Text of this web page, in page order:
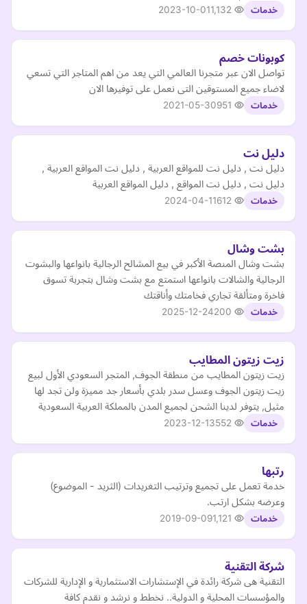
خدمات 2023-10-01
كوبونات خصم
تواصل الان عبر متجرنا العالمي التي يعد من اهم المتاجر التي تسعي
لاضاء جميع المستوقين التى نعمل على توفيرها الان
خدمات 2021-05-30
دليل نت
دليل نت , دليل نت للمواقع العربية , دليل نت المواقع العربية ,
دليل نت , دليل نت المواقع , دليل المواقع العربية
خدمات 2024-04-11
بشت وشال
بشت وشال المنصة الأكبر في بيع المشالح الرجالية بانواعها والبشوت
الرجالية والشالات بانواعها استمتع مع بشت وشال بتجربة تسوق
فاخرة ومتألقة تجاري فخامتك وأناقتك
خدمات 2025-12-24
زيت زيتون المطايب
زيت زيتون المطايب من منطقة الجوف, المتجر السعودي الأول لبيع
زيت زيتون الجوف وعسل سدر بلدي بأسعار جد مميزة ولن تجد لها
مثيل, يتوفر لدينا الشحن لجميع المدن بالمملكة العربية السعودية
خدمات 2023-12-13
رتبها
خدمة تعمل على تجميع وترتيب التغريدات (الثريد - الموضوع)
وعرضه بشكل ارتب.
خدمات 2019-09-09
شركة التقنية
التقنية هى شركة رائدة في الإستشارات الاستثمارية و الإدارية للشركات
والمؤسسات المحلية و الدولية.. نخطط و نرشد و نقدم كافة